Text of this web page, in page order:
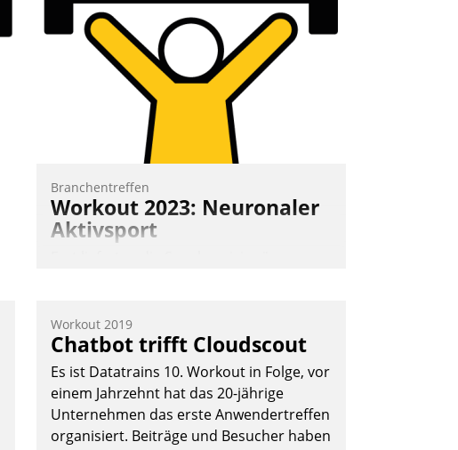
Branchentreffen
Workout 2023: Neuronaler
Aktivsport
Vernetzungsideen fürs Quartier.
Dazwischen zeigte Datatrain, was es
Neues zu bieten hat.
Workout 2019
Chatbot trifft Cloudscout
Es ist Datatrains 10. Workout in Folge, vor
einem Jahrzehnt hat das 20-jährige
Unternehmen das erste Anwendertreffen
organisiert. Beiträge und Besucher haben